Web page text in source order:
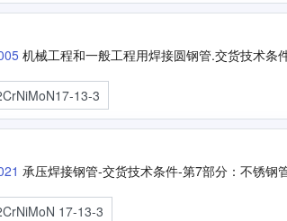
机械工程和一般工程用焊接圆钢管.交货技术条
13-3
承压焊接钢管-交货技术条件-第7部分：不锈钢
17-13-3